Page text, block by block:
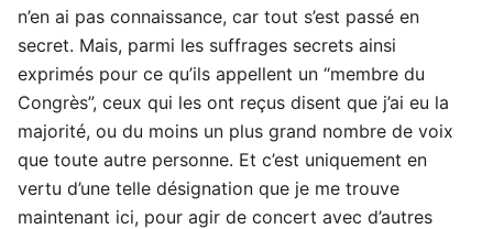
n’en ai pas connaissance, car tout s’est passé en
secret. Mais, parmi les suffrages secrets ainsi
exprimés pour ce qu’ils appellent un “membre du
Congrès”, ceux qui les ont reçus disent que j’ai eu la
majorité, ou du moins un plus grand nombre de voix
que toute autre personne. Et c’est uniquement en
vertu d’une telle désignation que je me trouve
maintenant ici, pour agir de concert avec d’autres